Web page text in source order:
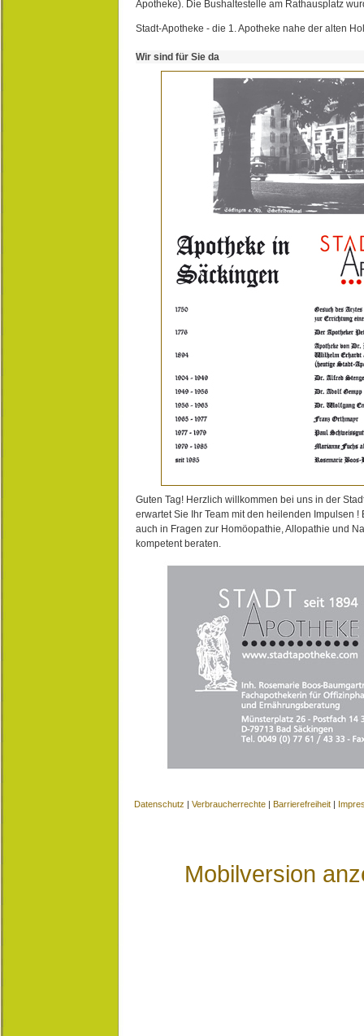
Apotheke). Die Bushaltestelle am Rathausplatz
Stadt-Apotheke - die 1. Apotheke nahe der alten
Wir sind für Sie da
Guten Tag! Herzlich willkommen bei uns in der
erwartet Sie Ihr Team mit den heilenden Impulsen !
auch in Fragen zur Homöopathie, Allopathie und
kompetent beraten.
Datenschutz | Verbraucherrechte | Barrierefreiheit |
Mobilversion